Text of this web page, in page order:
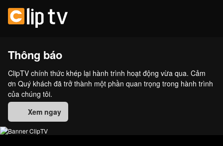
Thông báo
ClipTV chính thức khép lại hành trình hoạt động vừa qua. Cảm
ơn Quý khách đã trở thành một phần quan trọng trong hành trình
của chúng tôi.
Xem ngay